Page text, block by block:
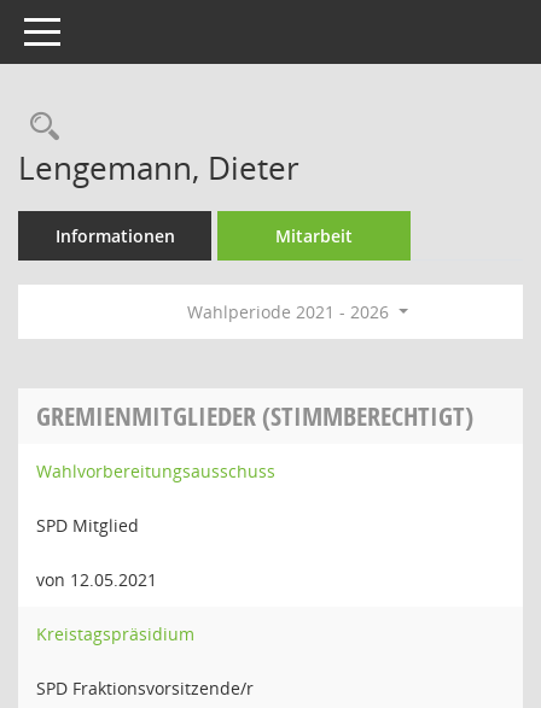
Toggle navigation
Rechercheauswahl
Lengemann, Dieter
Informationen Mitarbeit
Wahlperiode 2021 - 2026
GREMIENMITGLIEDER (STIMMBERECHTIGT)
Wahlvorbereitungsausschuss
SPD Mitglied
von 12.05.2021
Kreistagspräsidium
SPD Fraktionsvorsitzende/r